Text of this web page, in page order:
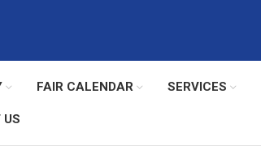
FAIR CALENDAR SERVICES
US